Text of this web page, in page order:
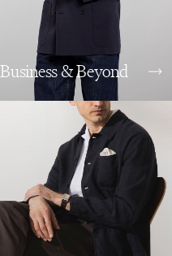
Business & Beyond